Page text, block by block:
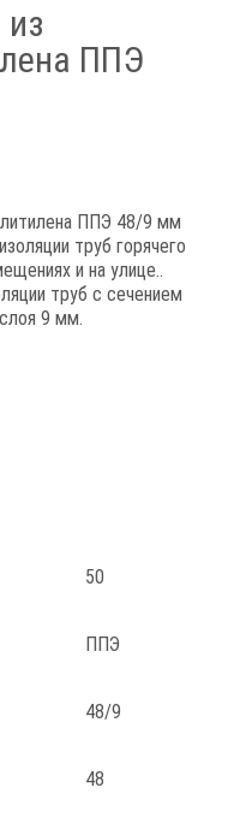
ППЭ
ППЭ 48/9 мм
труб горячего
и на улице..
труб с сечением
9 мм.
50
ППЭ
48/9
48